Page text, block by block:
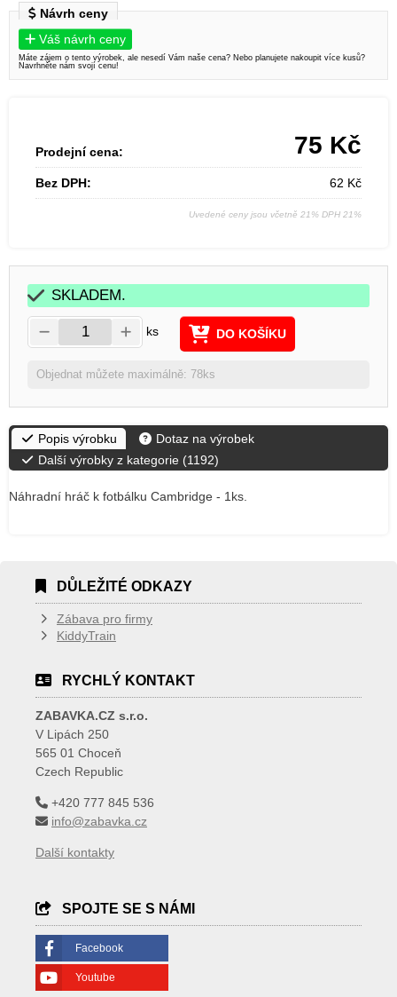
Návrh ceny
Váš návrh ceny
Máte zájem o tento výrobek, ale nesedí Vám naše cena? Nebo planujete nakoupit více kusů?
Navrhněte nám svojí cenu!
Prodejní cena: 75 Kč
Bez DPH: 62 Kč
Uvedené ceny jsou včetně 21% DPH 21%
SKLADEM.
ks DO KOŠÍKU
Objednat můžete maximálně: 78ks
Popis výrobku
Dotaz na výrobek
Další výrobky z kategorie (1192)
Náhradní hráč k fotbálku Cambridge - 1ks.
DŮLEŽITÉ ODKAZY
Zábava pro firmy
KiddyTrain
RYCHLÝ KONTAKT
ZABAVKA.CZ s.r.o.
V Lipách 250
565 01 Choceň
Czech Republic
+420 777 845 536
info@zabavka.cz
Další kontakty
SPOJTE SE S NÁMI
Facebook
Youtube